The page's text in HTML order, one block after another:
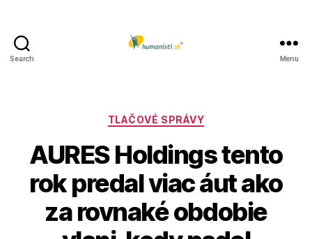
Search Menu
Kategórie
TLAČOVÉ SPRÁVY
AURES Holdings tento
rok predal viac áut ako
za rovnaké obdobie